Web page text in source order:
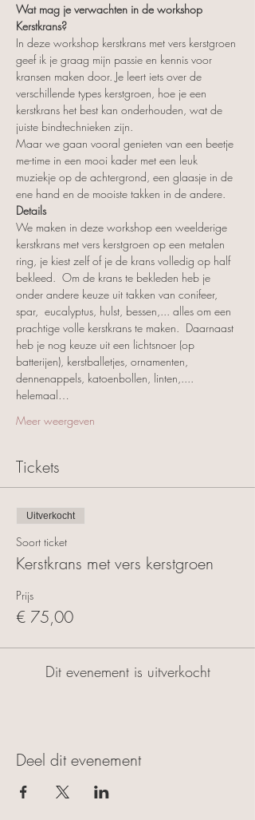
Wat mag je verwachten in de workshop
Kerstkrans?
In deze workshop kerstkrans met vers kerstgroen
geef ik je graag mijn passie en kennis voor
kransen maken door. Je leert iets over de
verschillende types kerstgroen, hoe je een
kerstkrans het best kan onderhouden, wat de
juiste bindtechnieken zijn.
Maar we gaan vooral genieten van een beetje
me-time in een mooi kader met een leuk
muziekje op de achtergrond, een glaasje in de
ene hand en de mooiste takken in de andere.
Details
We maken in deze workshop een weelderige
kerstkrans met vers kerstgroen op een metalen
ring, je kiest zelf of je de krans volledig op half
bekleed.  Om de krans te bekleden heb je
onder andere keuze uit takken van conifeer,
spar,  eucalyptus, hulst, bessen,... alles om een
prachtige volle kerstkrans te maken.  Daarnaast
heb je nog keuze uit een lichtsnoer (op
batterijen), kerstballetjes, ornamenten,
dennenappels, katoenbollen, linten,....
helemaal…
Meer weergeven
Tickets
Uitverkocht
Soort ticket
Kerstkrans met vers kerstgroen
Prijs
€ 75,00
Dit evenement is uitverkocht
Deel dit evenement